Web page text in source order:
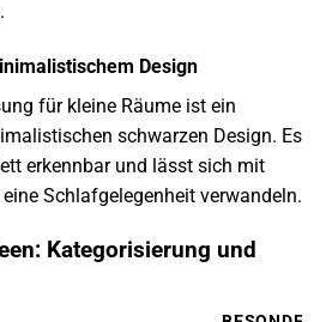
Design
für kleine Räume ist ein
schwarzen Design. Es
erkennbar und lässt sich mit
Schlafgelegenheit verwandeln.
Kategorisierung und